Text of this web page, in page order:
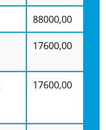
88000,00
17600,00
17600,00